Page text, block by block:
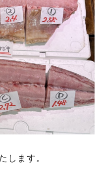
します。